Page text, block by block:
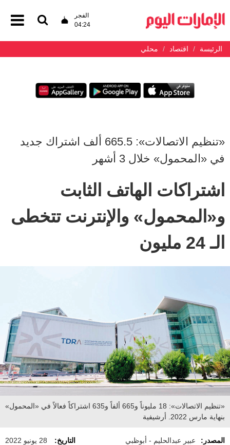
الفجر
04:24
الرئيسة اقتصاد محلي
«تنظيم الاتصالات»: 665.5 ألف اشتراك جديد
في «المحمول» خلال 3 أشهر
اشتراكات الهاتف الثابت
و«المحمول» والإنترنت تتخطى
الـ 24 مليون
«تنظيم الاتصالات»: 18 مليوناً و665 ألفاً و635 اشتراكاً فعالاً في «المحمول»
بنهاية مارس 2022. أرشيفية
المصدر: عبير عبدالحليم - أبوظبي التاريخ: 28 يونيو 2022